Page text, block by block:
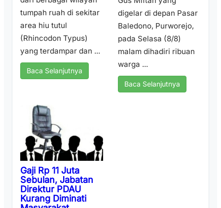
tumpah ruah di sekitar
area hiu tutul
(Rhincodon Typus)
yang terdampar dan ...
Baca Selanjutnya
digelar di depan Pasar
Baledono, Purworejo,
pada Selasa (8/8)
malam dihadiri ribuan
warga ...
Baca Selanjutnya
Gaji Rp 11 Juta
Sebulan, Jabatan
Direktur PDAU
Kurang Diminati